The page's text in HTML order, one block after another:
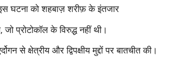
इस घटना को शहबाज़ शरीफ़ के इंतजार
प्रोटोकॉल के विरुद्ध नहीं थी।
से क्षेत्रीय और द्विपक्षीय मुद्दों पर बातचीत की।